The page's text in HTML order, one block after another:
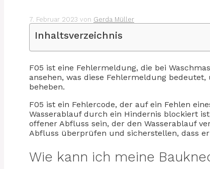
7. Februar 2023 von Gerda Müller
Inhaltsverzeichnis
F05 ist eine Fehlermeldung, die bei
ansehen, was diese Fehlermeldung
beheben.
F05 ist ein Fehlercode, der auf ein Fehlen
Wasserablauf durch ein Hindernis blockiert
offener Abfluss sein, der den Wasserablauf
Abfluss überprüfen und sicherstellen, dass
Wie kann ich meine